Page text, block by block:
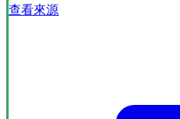
查看來源